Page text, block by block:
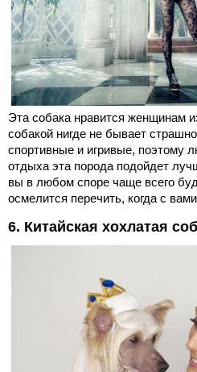
Эта собака нравится женщинам
собакой нигде не бывает
спортивные и игривые, поэтому
отдыха эта порода подойдет
вы в любом споре чаще всего
осмелится перечить, когда с
6. Китайская хохлатая